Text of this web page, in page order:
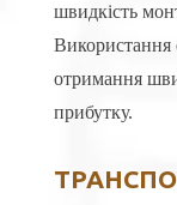
швидкість
Використання
отримання
прибутку.